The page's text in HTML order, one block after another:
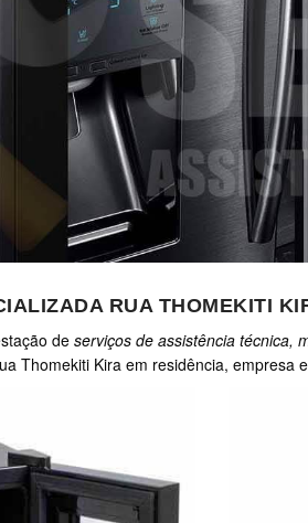
RUA THOMEKITI
de serviços de assistência técnica,
Thomekiti Kira em residência, empresa